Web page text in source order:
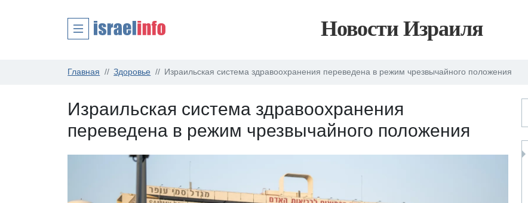
Новости Израиля
Главная Здоровье Израильская система здравоохранения переведена в режим чрезвычайного положения
Израильская система здравоохранения
переведена в режим чрезвычайного положения